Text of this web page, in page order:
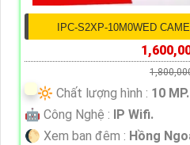
IPC-S2XP-10M0WED
🔆 Chất lượng hình : 10 MP.
🤖️ Công Nghệ :
IP Wifi.
🌔 Xem ban đêm : Hồng